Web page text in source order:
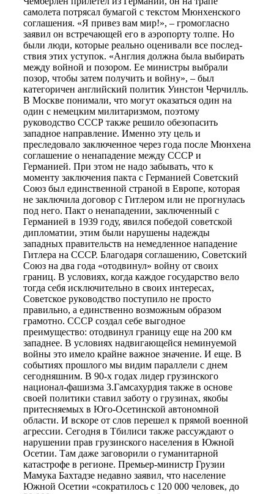
самолета потрясал бумагой с текстом Мюнхенского
соглашения. «Я привез вам мир!», – громогласно
заявил он встречающей его в аэропорту толпе. Но
были люди, которые реально оценивали все послед-
ствия этих уступок. «Англия должна была выбирать
между войной и позором. Ее министры выбрали
позор, чтобы затем получить и войну», – был
категоричен английский политик Уинстон Черчилль.
В Москве понимали, что могут оказаться один на
один с немецким милитаризмом, поэтому
руководство СССР также решило обезопасить
западное направление. Именно эту цель и
преследовало заключенное через года после Мюнхена
соглашение о ненападение между СССР и
Германией. При этом не надо забывать, что к
моменту заключения пакта с Германией Советский
Союз был единственной страной в Европе, которая
не заключила договор с Гитлером или не прогнулась
под него. Пакт о ненападении, заключенный с
Германией в 1939 году, явился победой советской
дипломатии, этим были нарушены надежды
западных правительств на немедленное нападение
Гитлера на СССР. Благодаря соглашению, Советский
Союз на два года «отодвинул» войну от своих
границ. В условиях, когда каждое государство вело
тогда себя исключительно в своих интересах,
Советское руководство поступило не просто
правильно, а единственно возможным образом
грамотно. СССР создал себе выгодное
преимущество: отодвинул границу еще на 200 км
западнее. В условиях надвигающейся неминуемой
войны это имело крайне важное значение. И еще. В
событиях прошлого мы видим параллели с днем
сегодняшним. В 90-х годах лидер грузинского
национал-фашизма З.Гамсахурдия также в основе
своей политики ставил заботу о грузинах, якобы
притесняемых в Юго-Осетинской автономной
области. И вскоре от слов перешел к прямой военной
агрессии. Сегодня в Тбилиси также рассуждают о
нарушении прав грузинского населения в Южной
Осетии. Там даже заговорили о гуманитарной
катастрофе в регионе. Премьер-министр Грузии
Мамука Бахтадзе недавно заявил, что население
Южной Осетии «сократилось с 120 000 человек, до